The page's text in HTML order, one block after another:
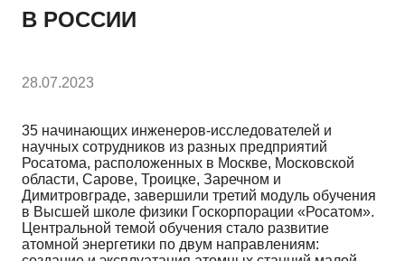
В РОССИИ
28.07.2023
35 начинающих инженеров-исследователей и
научных сотрудников из разных предприятий
Росатома, расположенных в Москве, Московской
области, Сарове, Троицке, Заречном и
Димитровграде, завершили третий модуль обучения
в Высшей школе физики Госкорпорации «Росатом».
Центральной темой обучения стало развитие
атомной энергетики по двум направлениям: